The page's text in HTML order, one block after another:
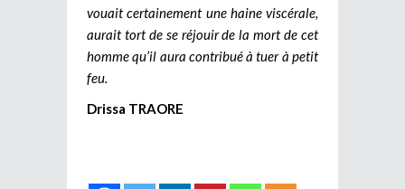
vouait certainement une haine viscérale,
aurait tort de se réjouir de la mort de cet
homme qu’il aura contribué à tuer à petit
feu.
Drissa TRAORE